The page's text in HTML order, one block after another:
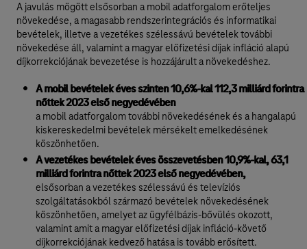
A javulás mögött elsősorban a mobil adatforgalom erőteljes
növekedése, a magasabb rendszerintegrációs és informatikai
bevételek, illetve a vezetékes szélessávú bevételek további
növekedése áll, valamint a magyar előfizetési díjak infláció alapú
díjkorrekciójának bevezetése is hozzájárult a növekedéshez.
A mobil bevételek éves szinten 10,6%-kal 112,3 milliárd forintra
nőttek 2023 első negyedévében
a mobil adatforgalom további növekedésének és a hangalapú
kiskereskedelmi bevételek mérsékelt emelkedésének
köszönhetően.
A vezetékes bevételek éves összevetésben 10,9%-kal, 63,1
milliárd forintra nőttek 2023 első negyedévében,
elsősorban a vezetékes szélessávú és televíziós
szolgáltatásokból származó bevételek növekedésének
köszönhetően, amelyet az ügyfélbázis-bővülés okozott,
valamint amit a magyar előfizetési díjak infláció-követő
díjkorrekciójának kedvező hatása is tovább erősített.